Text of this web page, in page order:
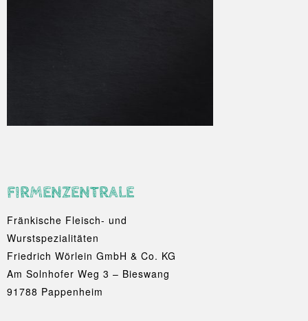
FIRMENZENTRALE
Fränkische Fleisch- und
Wurstspezialitäten
Friedrich Wörlein GmbH & Co. KG
Am Solnhofer Weg 3 – Bieswang
91788 Pappenheim